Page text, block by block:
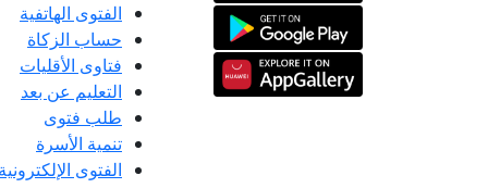
الفتوى الهاتفية
حساب الزكاة
فتاوى الأقليات
التعليم عن بعد
طلب فتوى
تنمية الأسرة
الفتوى الإلكترونية